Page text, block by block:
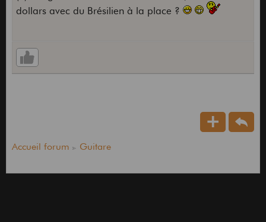
dollars avec du Brésilien à la place ?
Accueil forum Guitare